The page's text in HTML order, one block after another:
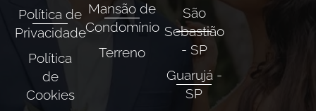
Política de
Privacidade
Política
de
Cookies
Mansão de
Condomínio
Terreno
São
Sebastião
- SP
Guarujá -
SP